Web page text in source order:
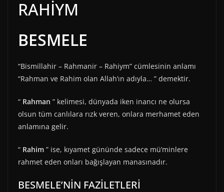
RAHİYM
BESMELE
“Bismillahir – Rahmanir – Rahiym” cümlesinin anlamı
“Rahman ve Rahim olan Allah’ın adıyla… ” demektir.
“ Rahman ” kelimesi, dünyada iken inancı ne olursa
olsun tüm canlılara rızk veren, onlara merhamet eden
anlamına gelir.
“ Rahim ” ise, kıyamet gününde sadece mü’minlere
rahmet eden onları bağışlayan manasınadır.
BESMELE’NİN FAZİLETLERİ